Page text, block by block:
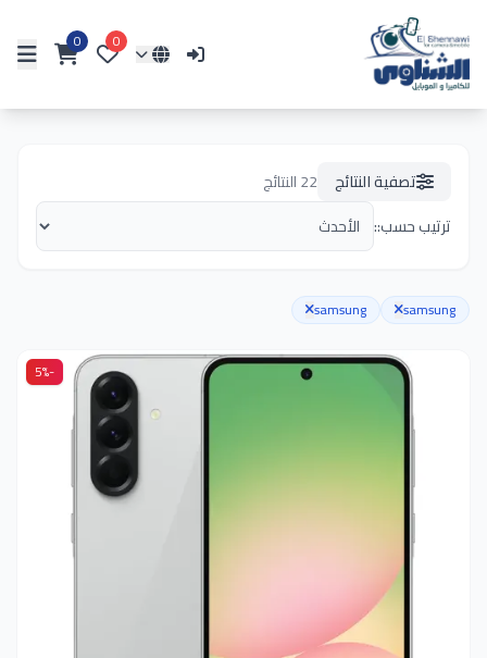
0
0
تصفية النتائج 22النتائج
ترتيب حسب::
samsung
samsung
-5%